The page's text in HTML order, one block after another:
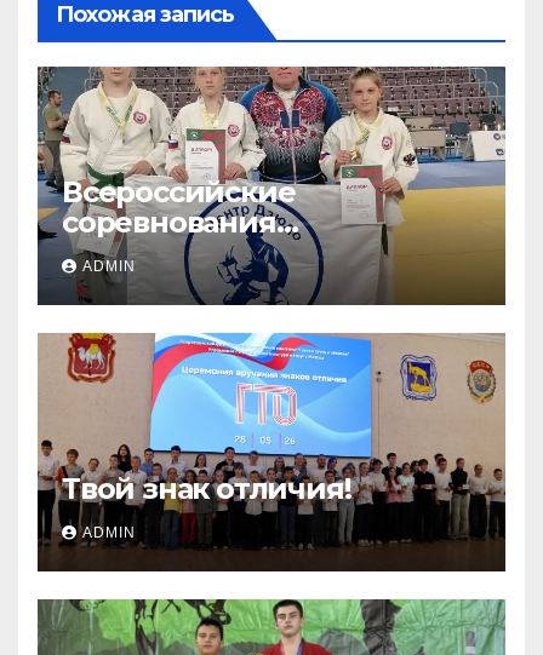
Похожая запись
Всероссийские
соревнования
«ЛОКОДЗЮДО»!
ADMIN
Твой знак отличия!
ADMIN